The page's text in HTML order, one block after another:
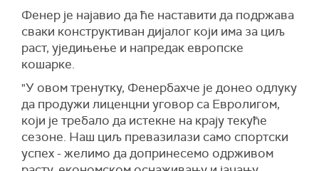
Фенер је најавио да ће наставити да подржава
сваки конструктиван дијалог који има за циљ
раст, уједињење и напредак европске
кошарке.
"У овом тренутку, Фенербахче је донео одлуку
да продужи лиценцни уговор са Евролигом,
који је требало да истекне на крају текуће
сезоне. Наш циљ превазилази само спортски
успех - желимо да допринесемо одрживом